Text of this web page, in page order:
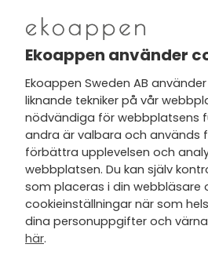
Nytt från
Jag har tagit del av
personuppgifts- och
integritetspolicyoch tar
av nyheter, hälsotips
erbjudanden via min e-
Ekoappen använder
Ekoappen Sweden AB
liknande tekniker på vår
nödvändiga för webbplatsens
andra är valbara och används
förbättra upplevelsen och
webbplatsen. Du kan själv
som placeras i din webbläsare
cookieinställningar när som
dina personuppgifter och
här.